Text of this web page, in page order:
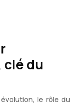
du
le rôle du